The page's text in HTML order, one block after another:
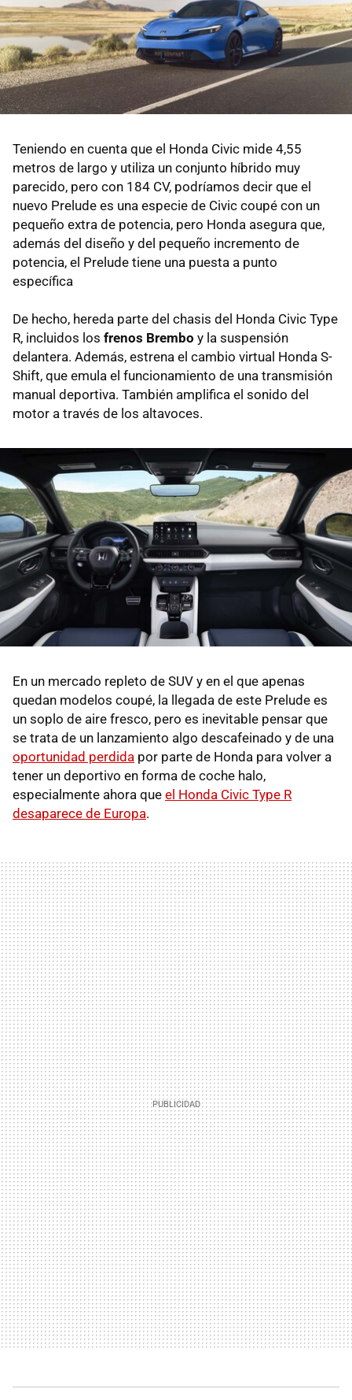
Teniendo en cuenta que el Honda Civic mide 4,55
metros de largo y utiliza un conjunto híbrido muy
parecido, pero con 184 CV, podríamos decir que el
nuevo Prelude es una especie de Civic coupé con un
pequeño extra de potencia, pero Honda asegura que,
además del diseño y del pequeño incremento de
potencia, el Prelude tiene una puesta a punto
específica
De hecho, hereda parte del chasis del Honda Civic Type
R, incluidos los frenos Brembo y la suspensión
delantera. Además, estrena el cambio virtual Honda S-
Shift, que emula el funcionamiento de una transmisión
manual deportiva. También amplifica el sonido del
motor a través de los altavoces.
En un mercado repleto de SUV y en el que apenas
quedan modelos coupé, la llegada de este Prelude es
un soplo de aire fresco, pero es inevitable pensar que
se trata de un lanzamiento algo descafeinado y de una
oportunidad perdida por parte de Honda para volver a
tener un deportivo en forma de coche halo,
especialmente ahora que el Honda Civic Type R
desaparece de Europa.